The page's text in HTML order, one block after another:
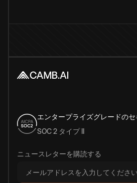
エンタープライズグレードのセ
SOC 2 タイプ II
ニュースレターを購読する